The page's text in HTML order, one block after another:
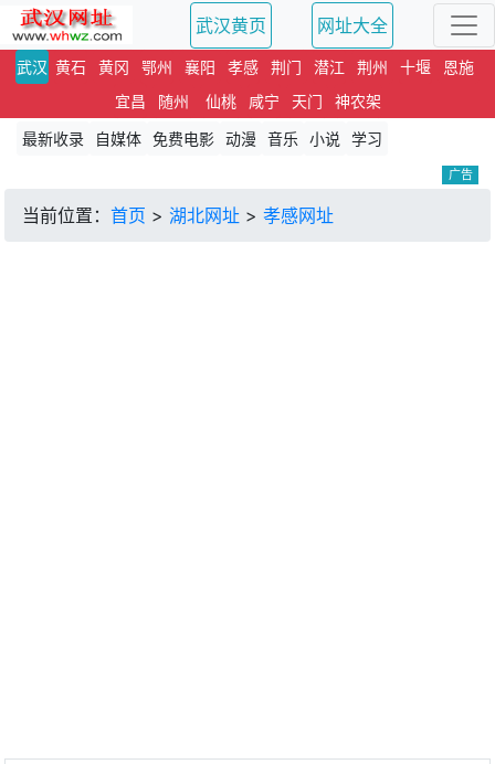
武汉黄页 网址大全
武汉 黄石 黄冈 鄂州 襄阳 孝感 荆门 潜江 荆州 十堰
恩施
宜昌
随州 仙桃 咸宁 天门
神农架
最新收录
自媒体 免费电影 动漫 音乐 小说 学习
广告
当前位置： 首页 > 湖北网址 > 孝感网址